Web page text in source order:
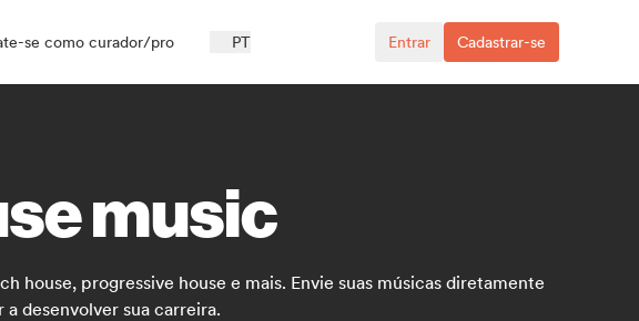
se como curador/pro PT Entrar Cadastrar-se
music
house, progressive house e mais. Envie suas músicas diretamente
desenvolver sua carreira.